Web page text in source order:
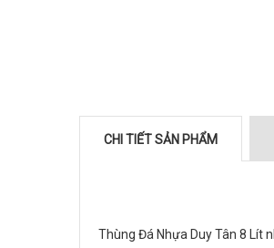
CHI TIẾT SẢN PHẨM
Thùng Đá Nhựa Duy Tân 8 Lít